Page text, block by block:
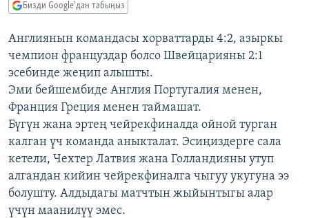
ЭКСПЕРТТЕР ТАЛДАЙТ
БИЗ ЖАНА ДҮЙНӨ
ДАНИСТЕ
ЭЖЕ-СИҢДИЛЕР
АЗАТТЫК+
ЫҢГАЙСЫЗ СУРООЛОР
ӨЗГӨЧӨ ПИКИР
Русский
ОНЛАЙН ШЕРИНЕ
ЭЕ/АРнун бардык сайттары
Бизди Google'дан табыңыз
Англиянын командасы хорваттарды 4:2, азыркы
чемпион француздар болсо Швейцарияны 2:1
эсебинде жеңип алышты.
Эми бейшембиде Англия Португалия менен,
Франция Греция менен таймашат.
Бүгүн жана эртең чейрекфиналда ойной турган
калган үч команда аныкталат. Эсиңиздерге сала
кетели, Чехтер Латвия жана Голландияны утуп
алгандан кийин чейрекфиналга чыгуу укугуна ээ
болушту. Алдыдагы матчтын жыйынтыгы алар
үчүн маанилүү эмес.